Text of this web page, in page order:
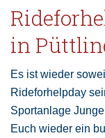
in
Es ist wieder
Rideforhelpday
Sportanlage
Euch wieder ein